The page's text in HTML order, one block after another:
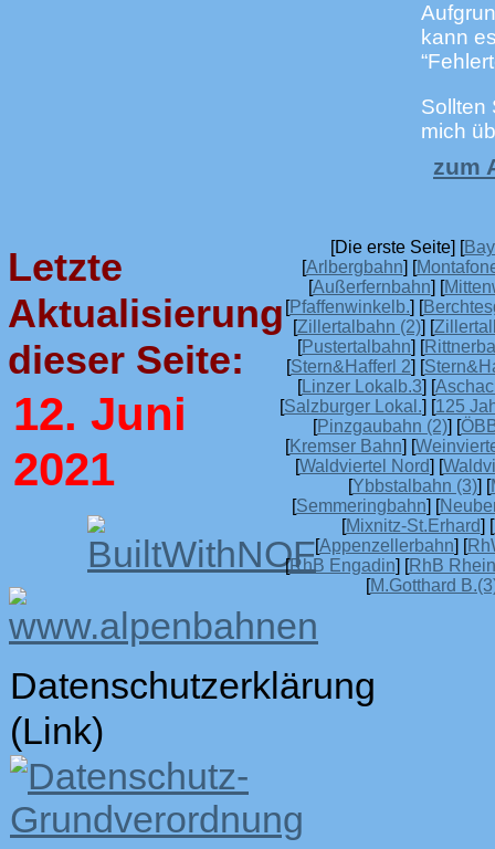
kann
Sollten
mich
zum
Letzte
Aktualisierung
dieser Seite:
12. Juni
2021
Datenschutzerklärung
(Link)
[Die erste Seite] [
[Arlbergbahn] [
[Außerfernbahn] [
[Pfaffenwinkelb.] [
[Zillertalbahn (2)] [
[Pustertalbahn] [
[Stern&Hafferl 2] [
[Linzer Lokalb.3] [
[Salzburger Lokal.] [125
[Pinzgaubahn (2)] [
[Kremser Bahn] [
[Waldviertel Nord] [
[Ybbstalbahn (3)] [
[Semmeringbahn] [
[Mixnitz-St.Erhard] [
[Appenzellerbahn] [
[RhB Engadin] [RhB
[M.Gotthard